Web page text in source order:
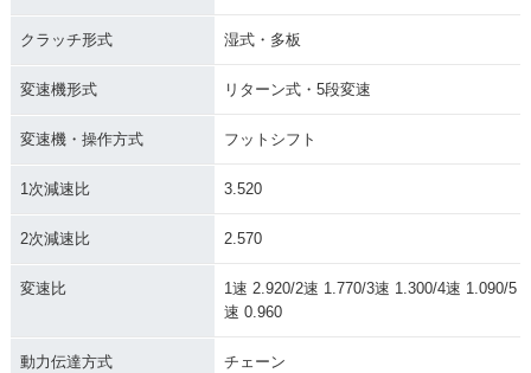
クラッチ形式 湿式・多板
変速機形式 リターン式・5段変速
変速機・操作方式 フットシフト
1次減速比 3.520
2次減速比 2.570
変速比
1速 2.920/2速 1.770/3速 1.300/4速 1.090/5
速 0.960
動力伝達方式 チェーン